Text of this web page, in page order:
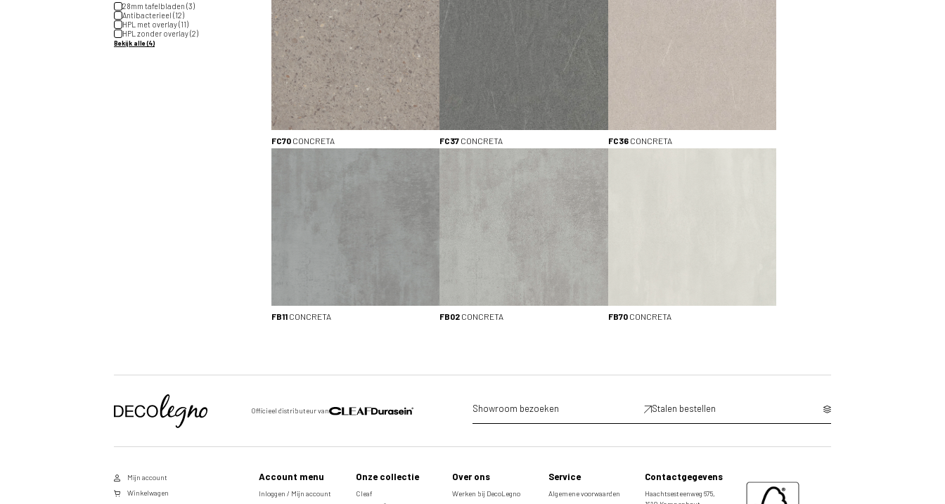
28mm tafelbladen (3)
Antibacterieel (12)
HPL met overlay (11)
HPL zonder overlay (2)
Bekijk alle (4) MATERIAALEIGENSCHAPPEN
28mm tafelbladen (3)
Antibacterieel (12)
HPL met overlay (11)
HPL zonder overlay (2)
Bekijk alle (4)
FC70CONCRETA FC37 CONCRETA FC36CONCRETA
FB11CONCRETA FB02 CONCRETA FB70CONCRETA
Officieel distributeur van Showroom bezoeken Stalen bestellen
Mijn account
Winkelwagen
Account menu
Inloggen / Mijn account
Onze collectie
Cleaf
Over ons
Werken bij DecoLegno
Service
Algemene voorwaarden
Contactgegevens
Haachtsesteenweg 675,